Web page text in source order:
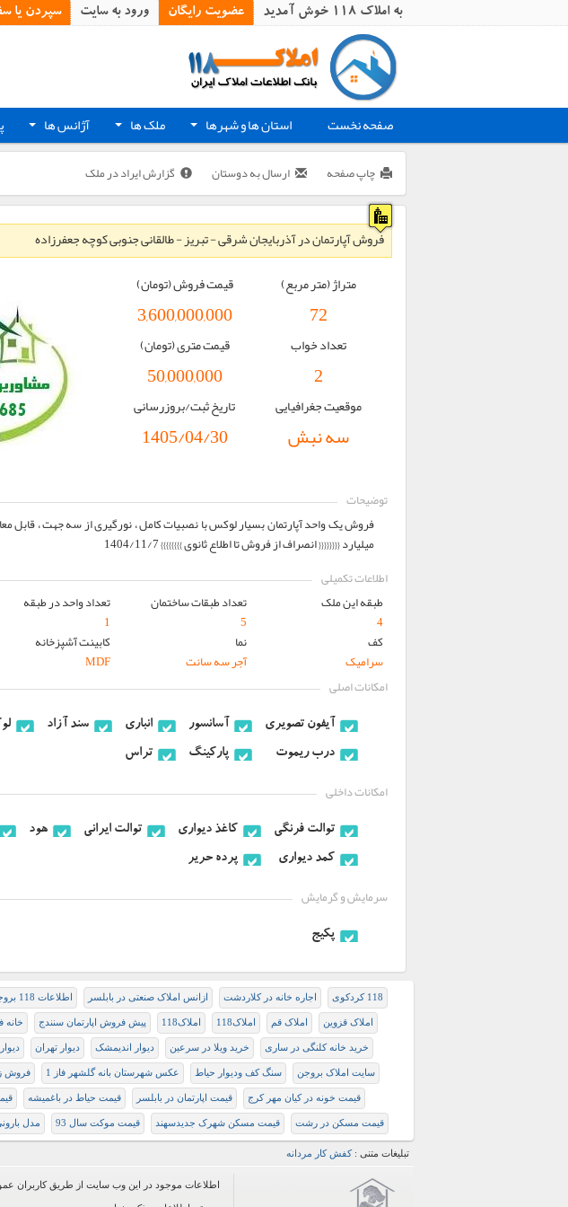
به املاک 118 خوش آمدید عضویت رایگان ورود به سایت سپردن یا
صفحه نخست + استان ها و شهرها + ملک ها + آژانس ها
چاپ صفحه ارسال به دوستان گزارش ایراد در ملک
فروش آپارتمان در آذربایجان شرقی - تبریز - طالقانی جنوبی کوچه جعفرزاده
متراژ (متر مربع)
72
تعداد خواب
2
موقعیت جغرافیایی
سه نبش
قیمت فروش (تومان)
3,600,000,000
قیمت متری (تومان)
50,000,000
تاریخ ثبت/بروزرسانی
1405/04/30
توضیحات
میلیارد {{{{{{{{ انصراف از فروش تا اطلاع ثانوی }}}}}}}} 1404/11/7
اطلاعات تکمیلی
طبقه این ملک
4
تعداد طبقات ساختمان
5
تعداد واحد در طبقه
1
کف
سرامیک
نما
آجر سه سانت
کابینت آشپزخانه
MDF
امکانات اصلی
آيفون تصويري آسانسور انباری سند آزاد
درب ريموت
پارکینگ تراس
امکانات داخلی
توالت فرنگی کاغذ دیواری توالت ایرانی هود
کمد دیواری
پرده حریر
سرمایش و گرمایش
پكيج
118 کردکوی اجاره خانه در کلاردشت ازانس املاک صنعتی در بابلسر اطلاعات 118 بروجرد
املاک قزوین املاک قم املاک118 املاک118 پیش فروش اپارتمان سنندج خانه
خرید خانه کلنگی در ساری خرید ویلا در سرعین دیوار اندیمشک دیوار تهران
سایت املاک بروجن سنگ کف ودیوار حیاط عکس شهرستان بانه گلشهر فاز 1 فروش
قيمت خونه در كيان مهر كرج قیمت اپارتمان در بابلسر قیمت حیاط در باغمیشه
قیمت مسکن در رشت قیمت مسکن شهرک جدیدسهند قیمت موکت سال 93 مدل
تبلیغات متنی :کفش کار مردانه